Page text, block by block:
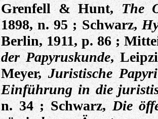
Grenfell & Hunt,The
1898, n. 95 ; Schwarz,
Berlin, 1911, p. 86;
der Papyruskunde,
Meyer,Juristische
Einführung in die
n. 34 ; Schwarz,Die